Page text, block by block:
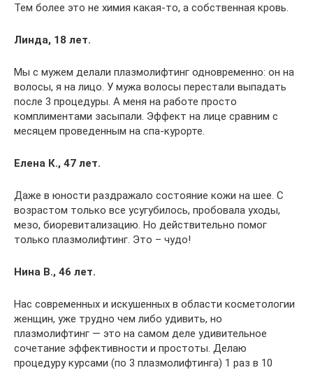
Тем более это не химия какая-то, а собственная кровь.
Линда, 18 лет.
Мы с мужем делали плазмолифтинг одновременно: он на
волосы, я на лицо. У мужа волосы перестали выпадать
после 3 процедуры. А меня на работе просто
комплиментами засыпали. Эффект на лице сравним с
месяцем проведенным на спа-курорте.
Елена К., 47 лет.
Даже в юности раздражало состояние кожи на шее. С
возрастом только все усугубилось, пробовала уходы,
мезо, биоревитализацию. Но действительно помог
только плазмолифтинг. Это – чудо!
Нина В., 46 лет.
Нас современных и искушенных в области косметологии
женщин, уже трудно чем либо удивить, но
плазмолифтинг — это на самом деле удивительное
сочетание эффективности и простоты. Делаю
процедуру курсами (по 3 плазмолифтинга) 1 раз в 10